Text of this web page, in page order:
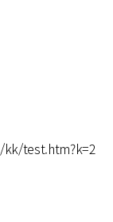
kk/test.htm?k=2